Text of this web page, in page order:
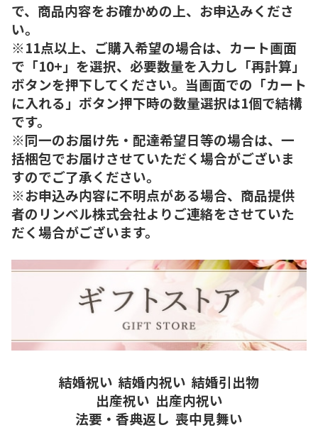
で、商品内容をお確かめの上、お申込みくださ
い。
※11点以上、ご購入希望の場合は、カート画面
で「10+」を選択、必要数量を入力し「再計算」
ボタンを押下してください。当画面での「カート
に入れる」ボタン押下時の数量選択は1個で結構
です。
※同一のお届け先・配達希望日等の場合は、一
括梱包でお届けさせていただく場合がございま
すのでご了承ください。
※お申込み内容に不明点がある場合、商品提供
者のリンベル株式会社よりご連絡をさせていた
だく場合がございます。
結婚祝い 結婚内祝い 結婚引出物
出産祝い 出産内祝い
法要・香典返し 喪中見舞い